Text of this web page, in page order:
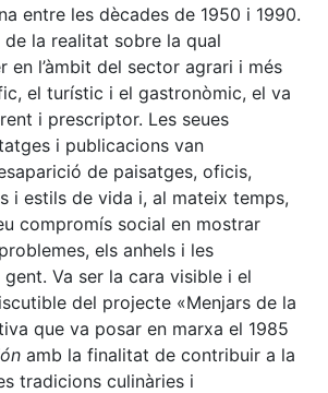
entre les dècades de 1950 i 1990.
la realitat sobre la qual
en l’àmbit del sector agrari i més
el turístic i el gastronòmic, el va
i prescriptor. Les seues
i publicacions van
de paisatges, oficis,
i estils de vida i, al mateix temps,
compromís social en mostrar
els anhels i les
Va ser la cara visible i el
del projecte «Menjars de la
que va posar en marxa el 1985
amb la finalitat de contribuir a la
tradicions culinàries i